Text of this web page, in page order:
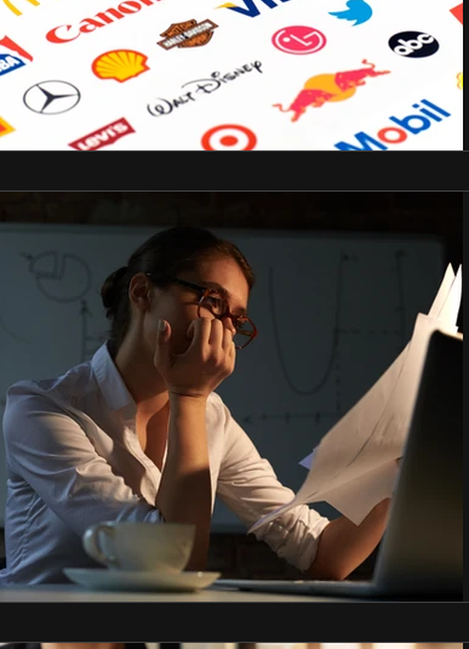
Segurança Publica Gestão
de Corte Liderança Gestão de